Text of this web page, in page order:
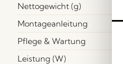
Nettogewicht (g)
Montageanleitung
Pflege & Wartung
Leistung (W)